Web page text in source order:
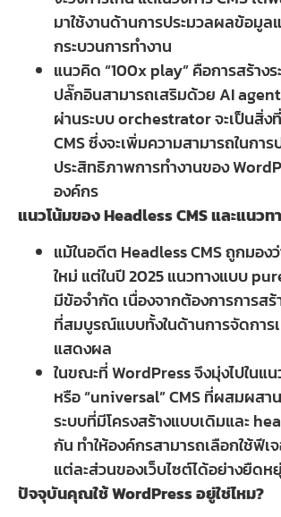
มาใช้งานด้านการประมวลผลข้อมูล
กระบวนการทำงาน
แนวคิด “100x play” คือการสร้าง
ปลั๊กอินสามารถเสริมด้วย AI
ผ่านระบบ orchestrator จะเป็นสิ่ง
CMS ซึ่งจะเพิ่มความสามารถในกา
ประสิทธิภาพการทำงานของ
องค์กร
แนวโน้มของ Headless CMS และแนว
แม้ในอดีต Headless CMS ถูกมอง
ใหม่ แต่ในปี 2025 แนวทางแบบ
มีข้อจำกัด เนื่องจากต้องการการส
ที่สมบูรณ์แบบทั้งในด้านการจัดการ
แสดงผล
ในขณะที่ WordPress จึงมุ่งไปในแ
หรือ “universal” CMS ที่ผสมผส
ระบบที่มีโครงสร้างแบบเดิมและ
กัน ทำให้องค์กรสามารถเลือกใช้ฟีเ
แต่ละส่วนของเว็บไซต์ได้อย่างยืดห
ปัจจุบันคุณใช้ WordPress อยู่ใช่ไหม?